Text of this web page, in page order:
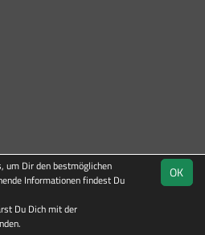
OK
um Dir den bestmöglichen
Informationen findest Du
Du Dich mit der